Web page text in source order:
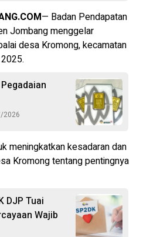
— Badan Pendapatan
Jombang menggelar
desa Kromong, kecamatan
2026
meningkatkan kesadaran dan
Kromong tentang pentingnya
DJP Tuai
Wajib